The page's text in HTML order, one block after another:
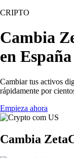
CRIPTO
Cambia
en España
Cambiar tus activos
rápidamente por
Empieza ahora
Cambia